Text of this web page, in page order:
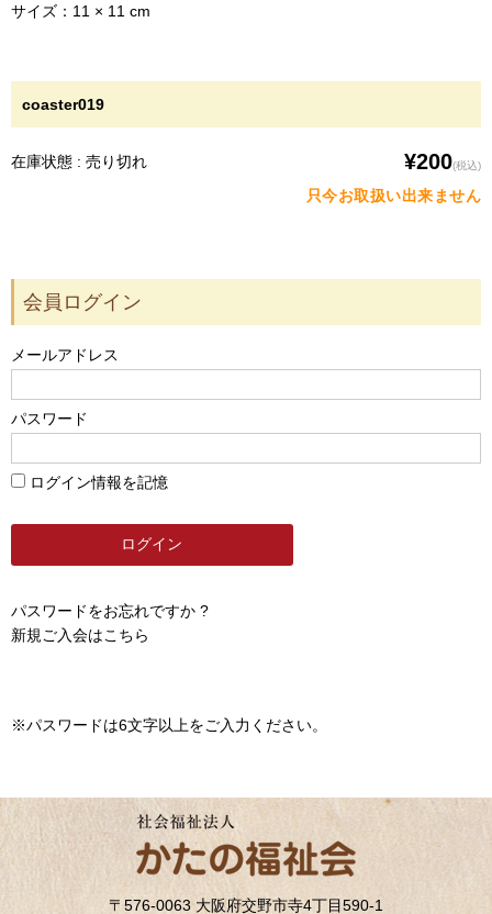
サイズ：11 × 11 cm
coaster019
在庫状態 : 売り切れ ¥200(税込)
只今お取扱い出来ません
会員ログイン
メールアドレス
パスワード
ログイン情報を記憶
パスワードをお忘れですか ?
新規ご入会はこちら
※パスワードは6文字以上をご入力ください。
〒576-0063 大阪府交野市寺4丁目590-1